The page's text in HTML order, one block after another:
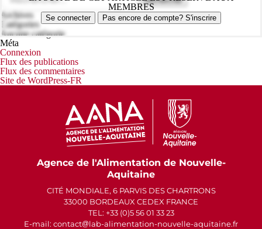
MEMBRES
Se connecter Pas encore de compte? S'inscrire
articles
Archives
Catégories
Aucune catégorie
Méta
Connexion
Flux des publications
Flux des commentaires
Site de WordPress-FR
Agence de l'Alimentation de Nouvelle-
Aquitaine
CITÉ MONDIALE, 6 PARVIS DES CHARTRONS
33000 BORDEAUX CEDEX FRANCE
TEL: +33 (0)5 56 01 33 23
E-mail: contact
lab-alimentation-nouvelle-aquitaine.fr